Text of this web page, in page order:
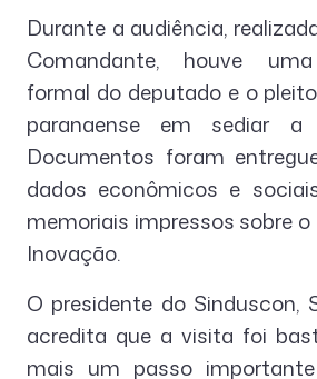
Durante a audiência,
Comandante, houve
formal do deputado e o
paranaense em sediar a
Documentos foram
dados econômicos e
memoriais impressos sobre
Inovação.
O presidente do Sinduscon,
acredita que a visita foi
mais um passo